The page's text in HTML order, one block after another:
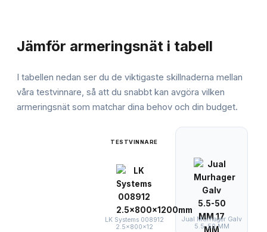
Jämför armeringsnät i tabell
I tabellen nedan ser du de viktigaste skillnaderna mellan
våra testvinnare, så att du snabbt kan avgöra vilken
armeringsnät som matchar dina behov och din budget.
TESTVINNARE
LK Systems 008912
2.5x800x12
Jual Murhager Galv
5.5-50 MM